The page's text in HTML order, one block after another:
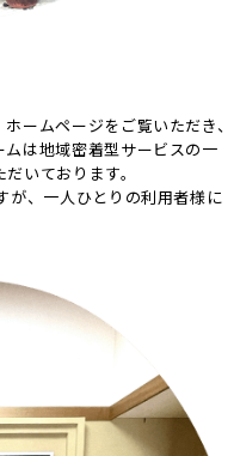
ームページをご覧いただき、
は地域密着型サービスの一
いております。
が、一人ひとりの利用者様に